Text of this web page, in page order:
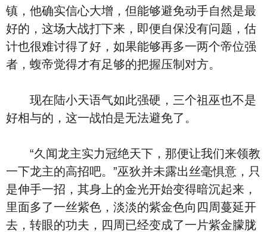
镇，他确实信心大增，但能够避免动手自然是最
好的，这场大战打下来，即便自保没有问题，估
计也很难讨得了好，如果能够再多一两个帝位强
者，蝮帝觉得才有足够的把握压制对方。
现在陆小天语气如此强硬，三个祖巫也不是
好相与的，这一战怕是无法避免了。
“久闻龙主实力冠绝天下，那便让我们来领教
一下龙主的高招吧。”巫狄并未露出丝毫惧意，只
是伸手一招，其身上的金光开始变得暗沉起来，
里面多了一丝紫色，淡淡的紫金色向四周蔓延开
去，转眼的功夫，四周已经变成了一片紫金朦胧